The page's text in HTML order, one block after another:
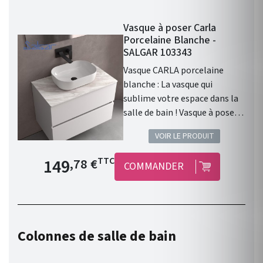
Vasque à poser Carla
Porcelaine Blanche -
SALGAR 103343
Vasque CARLA porcelaine
blanche : La vasque qui
sublime votre espace dans la
salle de bain ! Vasque à poser
CARLA sans siphon ni bonde
de vidage clic-clac
PORCELAINE BLANCHE Ø 360
x 105 mm . Vasque à poser .
Matière : Porcelaine. Finition :
Gamme : CARLA . Fabriqué en
VOIR LE PRODUIT
Prix de base
149,78 €TTC COMMANDER
Colonnes de salle de bain